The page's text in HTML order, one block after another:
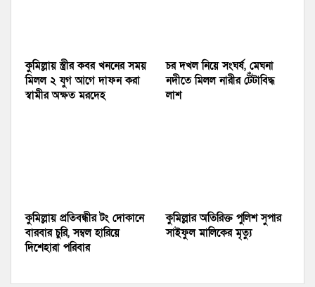
কুমিল্লায় স্ত্রীর কবর খননের সময়
মিলল ২ যুগ আগে দাফন করা
স্বামীর অক্ষত মরদেহ
চর দখল নিয়ে সংঘর্ষ, মেঘনা
নদীতে মিলল নারীর টেঁটাবিদ্ধ
লাশ
কুমিল্লায় প্রতিবন্ধীর টং দোকানে
বারবার চুরি, সম্বল হারিয়ে
দিশেহারা পরিবার
কুমিল্লার অতিরিক্ত পুলিশ সুপার
সাইফুল মালিকের মৃত্যু